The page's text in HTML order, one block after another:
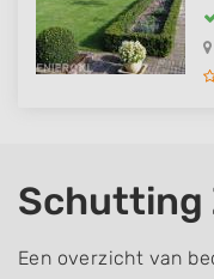
Schutting
Een overzicht van